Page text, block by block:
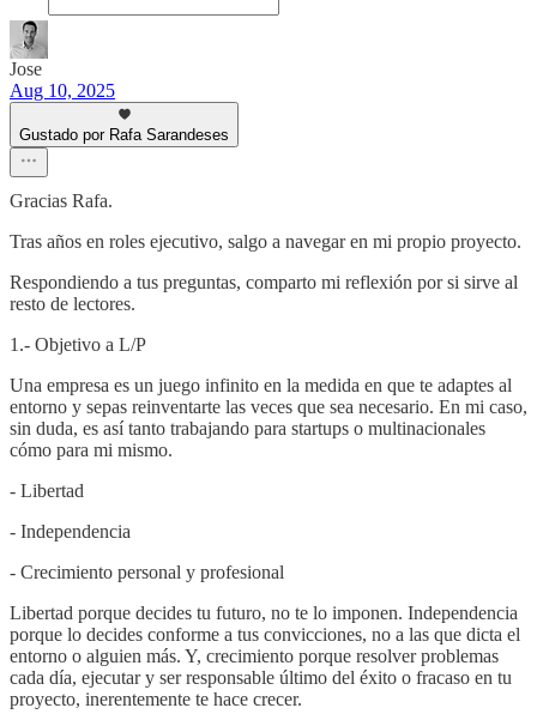
Jose
Aug 10, 2025
Gustado por Rafa Sarandeses
Gracias Rafa.
Tras años en roles ejecutivo, salgo a navegar en mi propio proyecto.
Respondiendo a tus preguntas, comparto mi reflexión por si sirve al
resto de lectores.
1.- Objetivo a L/P
Una empresa es un juego infinito en la medida en que te adaptes al
entorno y sepas reinventarte las veces que sea necesario. En mi caso,
sin duda, es así tanto trabajando para startups o multinacionales
cómo para mi mismo.
- Libertad
- Independencia
- Crecimiento personal y profesional
Libertad porque decides tu futuro, no te lo imponen. Independencia
porque lo decides conforme a tus convicciones, no a las que dicta el
entorno o alguien más. Y, crecimiento porque resolver problemas
cada día, ejecutar y ser responsable último del éxito o fracaso en tu
proyecto, inerentemente te hace crecer.